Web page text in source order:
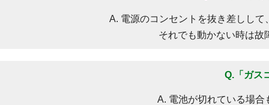
A. 電源のコンセントを抜き差しし
それでも動かない時は故
Q.「ガス
A. 電池が切れている場